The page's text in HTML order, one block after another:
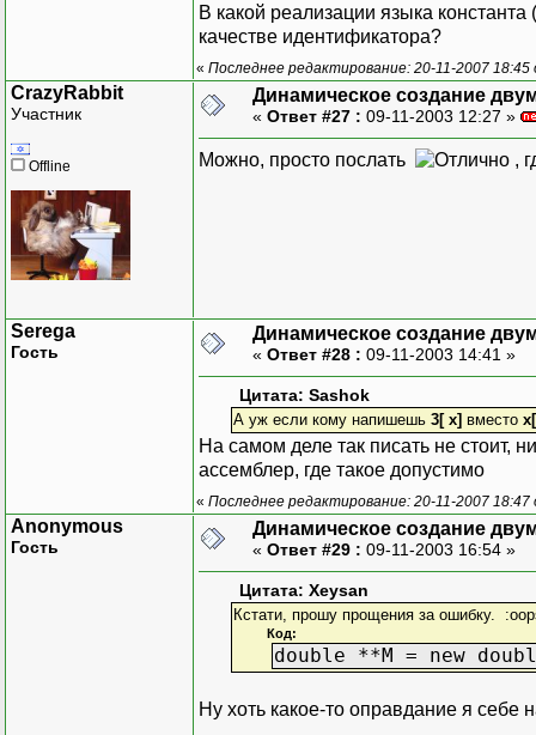
В какой реализации языка
качестве идентификатора?
« Последнее редактирование: 20-11-2007 18:45
CrazyRabbit
Участник
Offline
Динамическое создание
« Ответ #27 : 09-11-2003 12:27 »
Можно, просто послать ,
Serega
Гость
Динамическое создание
« Ответ #28 : 09-11-2003 14:41 »
Цитата: Sashok
А уж если кому напишешь 3[ x]вместо
На самом деле так писать не стоит,
ассемблер, где такое допустимо
« Последнее редактирование: 20-11-2007 18:47
Anonymous
Гость
Динамическое создание
« Ответ #29 : 09-11-2003 16:54 »
Цитата: Xeysan
Кстати, прошу прощения за ошибку.
Код:
double **M = new
Ну хоть какое-то оправдание я себе